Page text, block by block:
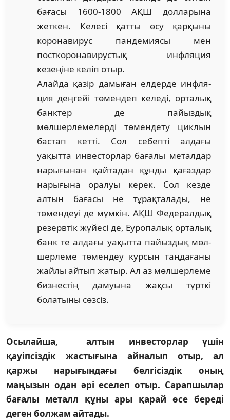
бағасы 1600-1800 АҚШ долларына
жеткен. Келесі қатты өсу қарқыны
корона­вирус пандемиясы мен
посткоронавирустық инфляция
кезеңіне келіп отыр.
Алайда қазір дамыған елдерде инфля­
ция деңгейі төмендеп келеді, орталық
банктер де пайыздық
мөлшерлемелерді төмендету циклын
бастап кетті. Сол себепті алдағы
уақытта инвесторлар бағалы металдар
нарығынан қайтадан құнды қағаздар
нарығына оралуы керек. Сол кезде
алтын бағасы не тұрақталады, не
төмендеуі де мүмкін. АҚШ Федералдық
резервтік жүйесі де, Еуропалық орталық
банк те алдағы уақытта пайыздық мөл­
шерлеме төмендеу курсын таңдағаны
жайлы айтып жатыр. Ал аз мөлшерлеме
бизнестің дамуына жақсы түрткі
болатыны сөзсіз.
Осылайша, алтын инвесторлар үшін
қауіпсіздік жастығына айналып отыр, ал
қаржы нарығындағы белгісіздік оның
маңызын одан әрі еселеп отыр. Сарапшылар
бағалы металл құны ары қарай өсе береді
деген болжам айтады.